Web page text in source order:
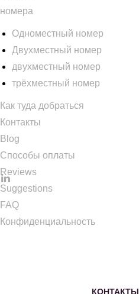
номера
Одноместный номер
Двухместный номер
двухместный номер
трёхместный номер
Как туда добраться
Контакты
Blog
Способы оплаты
Reviews
Suggestions
FAQ
Конфиденциальность
КОНТАКТЫ